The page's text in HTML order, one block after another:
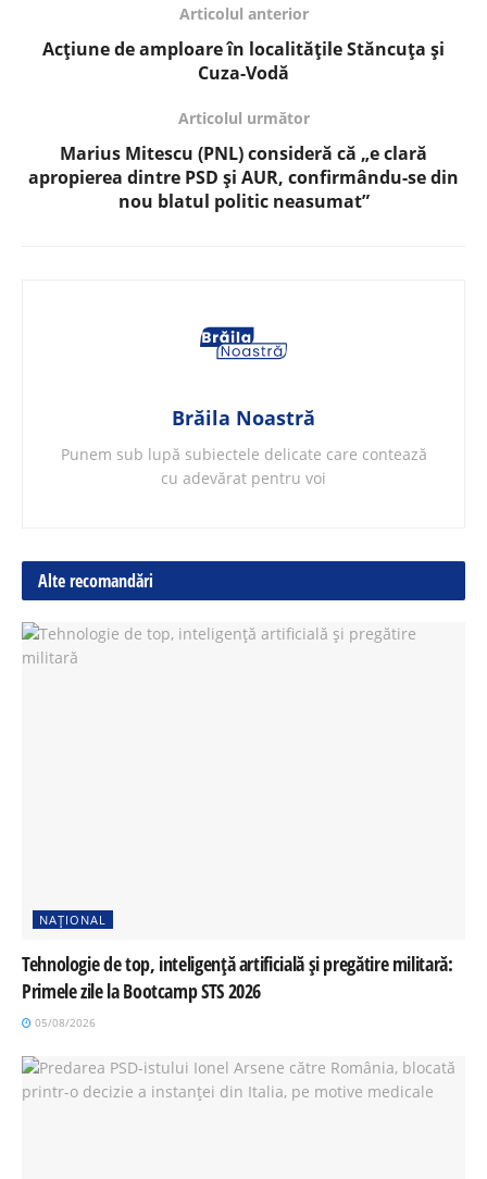
Articolul anterior
Acțiune de amploare în localitățile Stăncuța și
Cuza-Vodă
Articolul următor
Marius Mitescu (PNL) consideră că „e clară
apropierea dintre PSD și AUR, confirmându-se din
nou blatul politic neasumat”
Brăila Noastră
Punem sub lupă subiectele delicate care contează
cu adevărat pentru voi
Alte recomandări
NAȚIONAL
Tehnologie de top, inteligență artificială și pregătire militară:
Primele zile la Bootcamp STS 2026
05/08/2026